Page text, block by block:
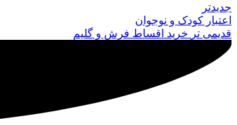
جدیدتر
اعتبار کودک و نوجوان
قدیمی تر خرید اقساط فرش و گلیم